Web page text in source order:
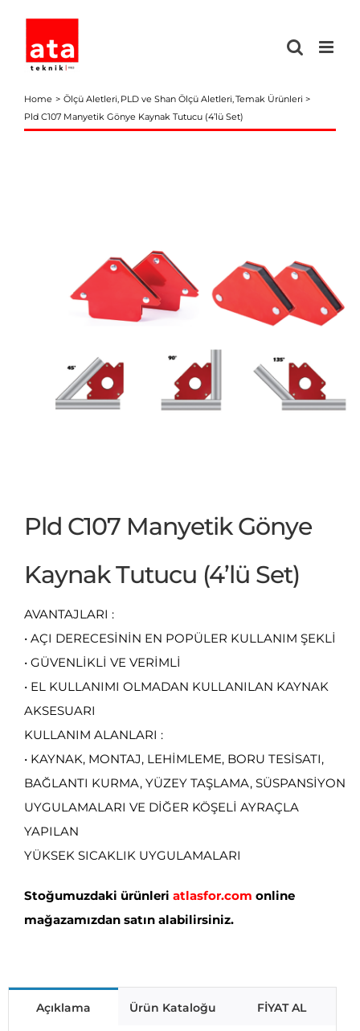
content
Home Ölçü Aletleri PLD ve Shan Ölçü Aletleri Temak Ürünleri
Pld C107 Manyetik Gönye Kaynak Tutucu (4’lü Set)
Pld C107 Manyetik Gönye
Kaynak Tutucu (4’lü Set)
AVANTAJLARI :
• AÇI DERECESİNİN EN POPÜLER KULLANIM ŞEKLİ
• GÜVENLİKLİ VE VERİMLİ
• EL KULLANIMI OLMADAN KULLANILAN KAYNAK
AKSESUARI
KULLANIM ALANLARI :
• KAYNAK, MONTAJ, LEHİMLEME, BORU TESİSATI,
BAĞLANTI KURMA, YÜZEY TAŞLAMA, SÜSPANSİYON
UYGULAMALARI VE DİĞER KÖŞELİ AYRAÇLA
YAPILAN
YÜKSEK SICAKLIK UYGULAMALARI
Stoğumuzdaki ürünleri atlasfor.com online
mağazamızdan satın alabilirsiniz.
Açıklama Ürün Kataloğu FİYAT AL